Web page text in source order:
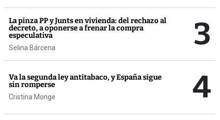
La pinza PP y Junts en vivienda: del rechazo al
decreto, a oponerse a frenar la compra
especulativa
Selina Bárcena 3
Va la segunda ley antitabaco, y España sigue
sin romperse
Cristina Monge 4